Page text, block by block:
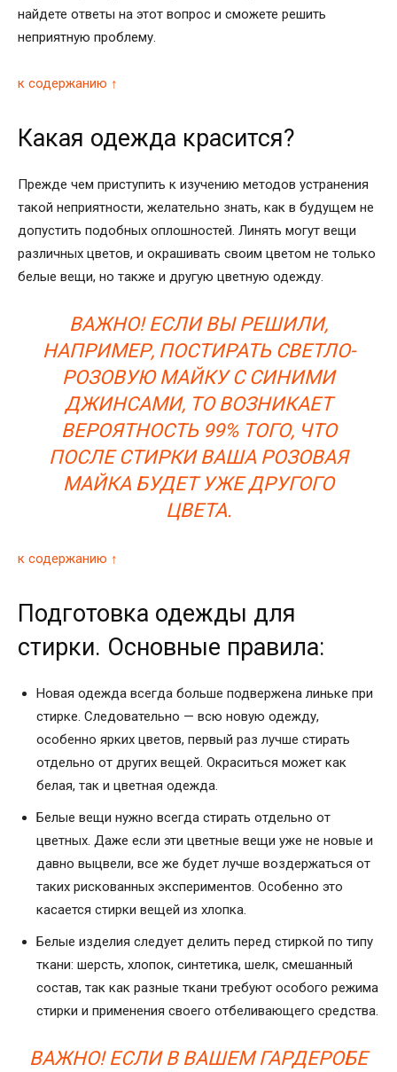
найдете ответы на этот вопрос и сможете решить
неприятную проблему.
к содержанию ↑
Какая одежда красится?
Прежде чем приступить к изучению методов устранения
такой неприятности, желательно знать, как в будущем не
допустить подобных оплошностей. Линять могут вещи
различных цветов, и окрашивать своим цветом не только
белые вещи, но также и другую цветную одежду.
ВАЖНО! ЕСЛИ ВЫ РЕШИЛИ,
НАПРИМЕР, ПОСТИРАТЬ СВЕТЛО-
РОЗОВУЮ МАЙКУ С СИНИМИ
ДЖИНСАМИ, ТО ВОЗНИКАЕТ
ВЕРОЯТНОСТЬ 99% ТОГО, ЧТО
ПОСЛЕ СТИРКИ ВАША РОЗОВАЯ
МАЙКА БУДЕТ УЖЕ ДРУГОГО
ЦВЕТА.
к содержанию ↑
Подготовка одежды для
стирки. Основные правила:
Новая одежда всегда больше подвержена линьке при
стирке. Следовательно — всю новую одежду,
особенно ярких цветов, первый раз лучше стирать
отдельно от других вещей. Окраситься может как
белая, так и цветная одежда.
Белые вещи нужно всегда стирать отдельно от
цветных. Даже если эти цветные вещи уже не новые и
давно выцвели, все же будет лучше воздержаться от
таких рискованных экспериментов. Особенно это
касается стирки вещей из хлопка.
Белые изделия следует делить перед стиркой по типу
ткани: шерсть, хлопок, синтетика, шелк, смешанный
состав, так как разные ткани требуют особого режима
стирки и применения своего отбеливающего средства.
ВАЖНО! ЕСЛИ В ВАШЕМ ГАРДЕРОБЕ